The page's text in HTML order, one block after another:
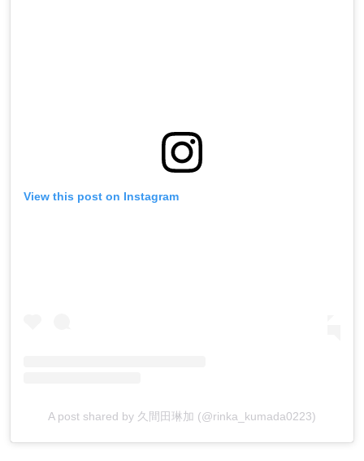
View this post on Instagram
A post shared by 久間田琳加 (@rinka_kumada0223)